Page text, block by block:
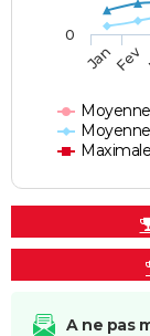
JanFev
0
A ne pas